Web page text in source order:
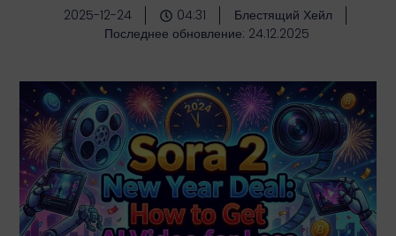
2025-12-24 04:31
Блестящий Хейл
Последнее обновление: 24.12.2025